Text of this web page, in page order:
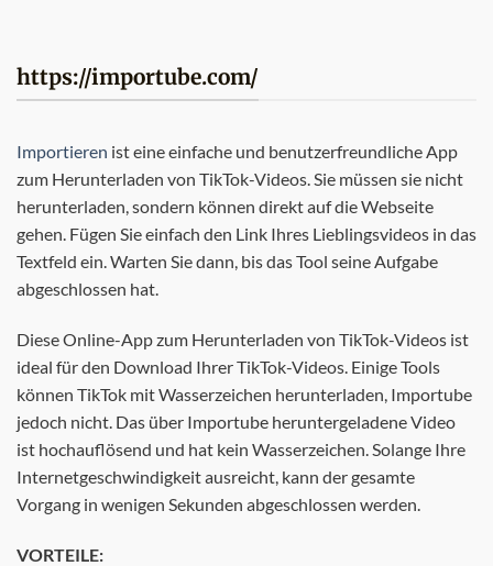
https://importube.com/
Importieren ist eine einfache und benutzerfreundliche App
zum Herunterladen von TikTok-Videos. Sie müssen sie nicht
herunterladen, sondern können direkt auf die Webseite
gehen. Fügen Sie einfach den Link Ihres Lieblingsvideos in das
Textfeld ein. Warten Sie dann, bis das Tool seine Aufgabe
abgeschlossen hat.
Diese Online-App zum Herunterladen von TikTok-Videos ist
ideal für den Download Ihrer TikTok-Videos. Einige Tools
können TikTok mit Wasserzeichen herunterladen, Importube
jedoch nicht. Das über Importube heruntergeladene Video
ist hochauflösend und hat kein Wasserzeichen. Solange Ihre
Internetgeschwindigkeit ausreicht, kann der gesamte
Vorgang in wenigen Sekunden abgeschlossen werden.
VORTEILE: